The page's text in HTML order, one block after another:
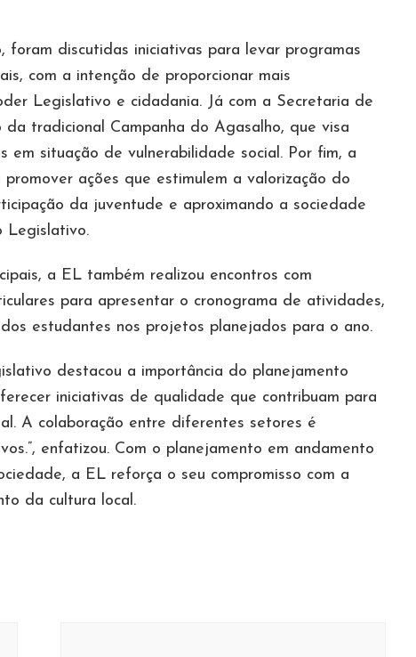
foram discutidas iniciativas para levar programas
com a intenção de proporcionar mais
Legislativo e cidadania. Já com a Secretaria de
tradicional Campanha do Agasalho, que visa
em situação de vulnerabilidade social. Por fim, a
ações que estimulem a valorização do
da juventude e aproximando a sociedade
Legislativo.
a EL também realizou encontros com
para apresentar o cronograma de atividades,
estudantes nos projetos planejados para o ano.
destacou a importância do planejamento
iniciativas de qualidade que contribuam para
A colaboração entre diferentes setores é
enfatizou. Com o planejamento em andamento
a EL reforça o seu compromisso com a
da cultura local.